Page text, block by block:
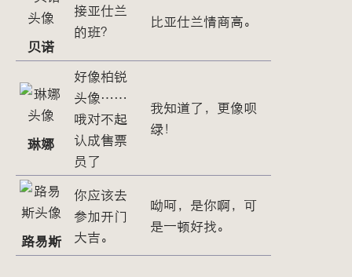
贝诺
接亚仕兰
的班？
比亚仕兰情商高。
琳娜
好像柏锐
头像……
哦对不起
认成售票
员了
我知道了，更像呗
绿！
路易斯
你应该去
参加开门
大吉。
呦呵，是你啊，可
是一顿好找。